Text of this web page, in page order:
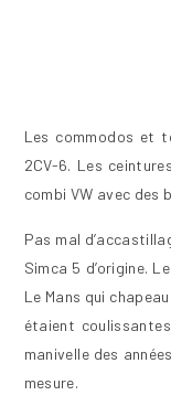
Les commodos et
2CV-6. Les
combi VW avec des
Pas mal
Simca 5 d’origine.
Le Mans qui
étaient
manivelle des
mesure.